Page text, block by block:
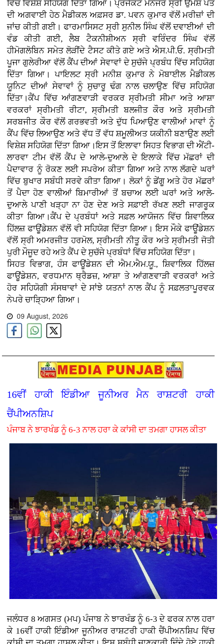
ਵਿੱਚ ਵਿਸ਼ੇਸ਼ ਸਹਿਯੋਗ ਦਿੱਤਾ ਗਿਆ। ਪ੍ਰੋਜੈਕਟ ਮੈਨੇਜਰ ਸ੍ਰੀ ਉਮੇਸ਼ ਪੰਤ
ਦੀ ਅਗਵਾਈ ਹੇਠ ਮੈਡੀਕਲ ਅਫ਼ਸਰ ਡਾ. ਪਵਨ ਕੁਮਾਰ ਵੱਲੋਂ ਮਰੀਜ਼ਾਂ ਦੀ
ਜਾਂਚ ਕੀਤੀ ਗਈ। ਫਾਰਮਾਸਿਸਟ ਸ੍ਰੀ ਸੁਨੀਲ ਸਿੰਘ ਵੱਲੋਂ ਦਵਾਈਆਂ ਦੀ
ਵੰਡ ਕੀਤੀ ਗਈ, ਲੈਬ ਟੈਕਨੀਸ਼ੀਅਨ ਸ੍ਰੀ ਵਰਿੰਦਰ ਸਿੰਘ ਵੱਲੋਂ
ਹੀਮੋਗਲੋਬਿਨ ਸਮੇਤ ਲੋੜੀਂਦੇ ਟੈਸਟ ਕੀਤੇ ਗਏ ਅਤੇ ਐਸ.ਪੀ.ਓ. ਸ੍ਰੀਮਤੀ
ਪੂਜਾ ਗੁਲੇਰੀਆ ਵੱਲੋਂ ਕੈਂਪ ਦੀਆਂ ਸੇਵਾਵਾਂ ਦੇ ਸੁਚੱਜੇ ਪ੍ਰਬੰਧ ਵਿੱਚ ਸਹਿਯੋਗ
ਦਿੱਤਾ ਗਿਆ। ਪਾਇਲਟ ਸ੍ਰੀ ਮਨੀਸ਼ ਕੁਮਾਰ ਨੇ ਮੋਬਾਈਲ ਮੈਡੀਕਲ
ਯੂਨਿਟ ਦੀਆਂ ਸੇਵਾਵਾਂ ਨੂੰ ਸੁਚਾਰੂ ਢੰਗ ਨਾਲ ਚਲਾਉਣ ਵਿੱਚ ਸਹਿਯੋਗ
ਦਿੱਤਾ।ਕੈਂਪ ਵਿੱਚ ਆਂਗਣਵਾੜੀ ਵਰਕਰ ਸ੍ਰੀਮਤੀ ਸੀਮਾ ਅਤੇ ਆਸ਼ਾ
ਵਰਕਰਾਂ ਸ੍ਰੀਮਤੀ ਰੀਟਾ, ਸ੍ਰੀਮਤੀ ਬਲਜੀਤ ਕੌਰ ਅਤੇ ਸ੍ਰੀਮਤੀ
ਸਰਬਜੀਤ ਕੌਰ ਵੱਲੋਂ ਗਰਭਵਤੀ ਅਤੇ ਦੁੱਧ ਪਿਆਉਣ ਵਾਲੀਆਂ ਮਾਵਾਂ ਨੂੰ
ਕੈਂਪ ਵਿੱਚ ਲਿਆਉਣ ਅਤੇ ਵੱਧ ਤੋਂ ਵੱਧ ਸ਼ਮੂਲੀਅਤ ਯਕੀਨੀ ਬਣਾਉਣ ਲਈ
ਵਿਸ਼ੇਸ਼ ਸਹਿਯੋਗ ਦਿੱਤਾ ਗਿਆ।ਇਸ ਤੋਂ ਇਲਾਵਾ ਸਿਹਤ ਵਿਭਾਗ ਦੀ ਐਂਟੀ-
ਲਾਰਵਾ ਟੀਮ ਵੱਲੋਂ ਕੈਂਪ ਦੇ ਆਲੇ-ਦੁਆਲੇ ਦੇ ਇਲਾਕੇ ਵਿੱਚ ਮੱਛਰਾਂ ਦੀ
ਪੈਦਾਵਾਰ ਨੂੰ ਰੋਕਣ ਲਈ ਸਪਰੇਅ ਕੀਤਾ ਗਿਆ ਅਤੇ ਨਾਲ ਲੱਗਦੇ ਘਰਾਂ
ਵਿੱਚ ਬੁਖਾਰ ਸਬੰਧੀ ਸਰਵੇ ਕੀਤਾ ਗਿਆ। ਲੋਕਾਂ ਨੂੰ ਡੇਂਗੂ ਅਤੇ ਹੋਰ ਮੱਛਰਾਂ
ਤੋਂ ਪੈਦਾ ਹੋਣ ਵਾਲੀਆਂ ਬਿਮਾਰੀਆਂ ਤੋਂ ਬਚਾਅ ਲਈ ਘਰਾਂ ਅਤੇ ਆਲੇ-
ਦੁਆਲੇ ਪਾਣੀ ਖੜ੍ਹਾ ਨਾ ਹੋਣ ਦੇਣ ਅਤੇ ਸਫ਼ਾਈ ਰੱਖਣ ਲਈ ਜਾਗਰੂਕ
ਕੀਤਾ ਗਿਆ।ਕੈਂਪ ਦੇ ਪ੍ਰਬੰਧਾਂ ਅਤੇ ਸਫ਼ਲ ਆਯੋਜਨ ਵਿੱਚ ਸ਼ਿਵਾਲਿਕ
ਹਿੱਲਜ਼ ਫਾਊਂਡੇਸ਼ਨ ਵੱਲੋਂ ਵੀ ਸਹਿਯੋਗ ਦਿੱਤਾ ਗਿਆ। ਇਸ ਮੌਕੇ ਫਾਊਂਡੇਸ਼ਨ
ਵੱਲੋਂ ਸ੍ਰੀ ਅਮਰਜੀਤ ਹਰਮੋਲ, ਸ੍ਰੀਮਤੀ ਨੀਤੂ ਕੌਰ ਅਤੇ ਸ੍ਰੀਮਤੀ ਜੋਤੀ
ਪੁਰੀ ਮੌਜੂਦ ਰਹੇ ਅਤੇ ਕੈਂਪ ਦੇ ਸੁਚੱਜੇ ਪ੍ਰਬੰਧਾਂ ਵਿੱਚ ਸਹਿਯੋਗ ਦਿੱਤਾ।
ਸਿਹਤ ਵਿਭਾਗ, ਹੰਸ ਫਾਊਂਡੇਸ਼ਨ ਦੀ ਐਮ.ਐਮ.ਯੂ., ਸ਼ਿਵਾਲਿਕ ਹਿੱਲਜ਼
ਫਾਊਂਡੇਸ਼ਨ, ਵਰਧਮਾਨ ਥ੍ਰੈਡਜ਼, ਆਸ਼ਾ ਤੇ ਆਂਗਣਵਾੜੀ ਵਰਕਰਾਂ ਅਤੇ
ਹੋਰ ਸਹਿਯੋਗੀ ਸੰਸਥਾਵਾਂ ਦੇ ਸਾਂਝੇ ਯਤਨਾਂ ਨਾਲ ਕੈਂਪ ਨੂੰ ਸਫ਼ਲਤਾਪੂਰਵਕ
ਨੇਪਰੇ ਚਾੜ੍ਹਿਆ ਗਿਆ।
09 August, 2026
16ਵੀਂ ਹਾਕੀ ਇੰਡੀਆ ਜੂਨੀਅਰ ਮੈਨ ਰਾਸ਼ਟਰੀ ਹਾਕੀ
ਚੈਂਪੀਅਨਸ਼ਿਪ
ਪੰਜਾਬ ਨੇ ਝਾਰਖੰਡ ਨੂੰ 6-3 ਨਾਲ ਹਰਾ ਕੇ ਕਾਂਸੀ ਦਾ ਤਮਗਾ ਹਾਸਲ ਕੀਤਾ
ਜਲੰਧਰ 8 ਅਗਸਤ (ਮਪ) ਪੰਜਾਬ ਨੇ ਝਾਰਖੰਡ ਨੂੰ 6-3 ਦੇ ਫਰਕ ਨਾਲ ਹਰਾ
ਕੇ 16ਵੀਂ ਹਾਕੀ ਇੰਡੀਆ ਜੂਨੀਅਰ ਰਾਸ਼ਟਰੀ ਹਾਕੀ ਚੈਂਪੀਅਨਸ਼ਿਪ ਵਿੱਚ